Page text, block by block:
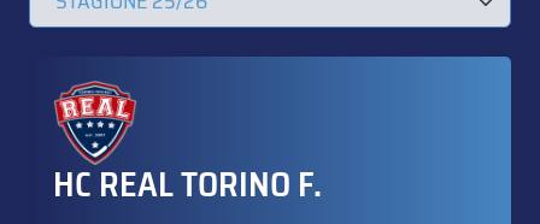
HC REAL TORINO F.